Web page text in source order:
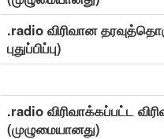
.radio விரிவான
புதுப்பிப்பு)
.radio விரிவாக்கப்பட்ட
(முழுமையானது)